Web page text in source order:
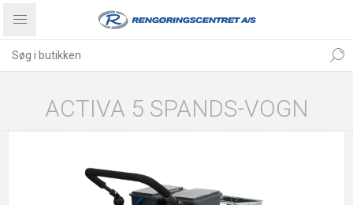
ACTIVA 5 SPANDS-VOGN